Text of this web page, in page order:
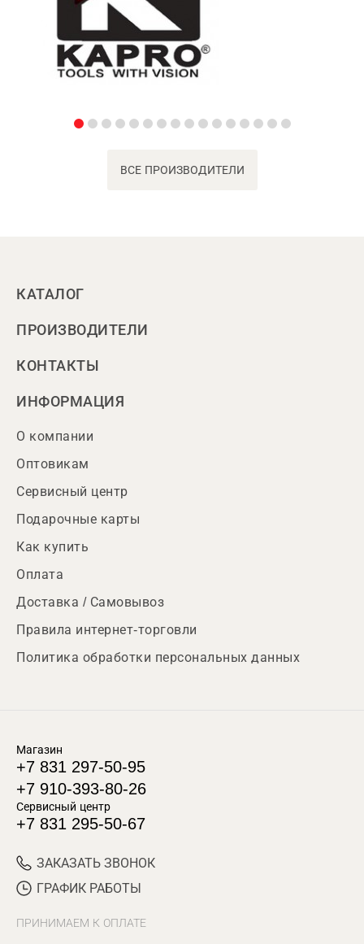
ВСЕ ПРОИЗВОДИТЕЛИ
КАТАЛОГ
ПРОИЗВОДИТЕЛИ
КОНТАКТЫ
ИНФОРМАЦИЯ
О компании
Оптовикам
Сервисный центр
Подарочные карты
Как купить
Оплата
Доставка / Самовывоз
Правила интернет-торговли
Политика обработки персональных данных
Магазин
+7 831 297-50-95
+7 910-393-80-26
Сервисный центр
+7 831 295-50-67
ЗАКАЗАТЬ ЗВОНОК
ГРАФИК РАБОТЫ
ПРИНИМАЕМ К ОПЛАТЕ